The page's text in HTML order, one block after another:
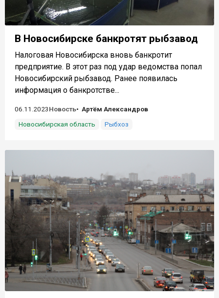
В Новосибирске банкротят рыбзавод
Налоговая Новосибирска вновь банкротит
предприятие. В этот раз под удар ведомства попал
Новосибирский рыбзавод. Ранее появилась
информация о банкротстве...
06.11.2023Новость
Артём Александров
Новосибирская область
Рыбхоз